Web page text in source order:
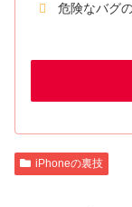
危険なバグ
iPhoneの裏技